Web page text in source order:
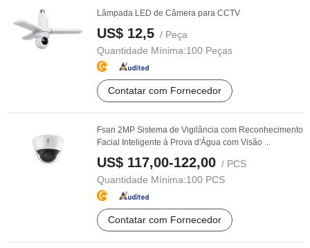
Lâmpada LED de Câmera para CCTV
US$ 12,5 / Peça
Quantidade Mínima:100 Peças
Contatar com Fornecedor
Fsan 2MP Sistema de Vigilância com Reconhecimento
Facial Inteligente à Prova d'Água com Visão ...
US$ 117,00-122,00 / PCS
Quantidade Mínima:100 PCS
Contatar com Fornecedor